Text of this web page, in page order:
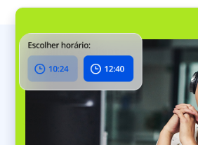
Trabalhos & Clientes
Sistema de Ordem de Trabalho
Software de Agendamento de Serviço